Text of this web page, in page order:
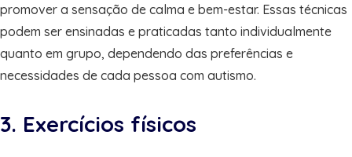
promover a sensação de calma e bem-estar. Essas técnicas
podem ser ensinadas e praticadas tanto individualmente
quanto em grupo, dependendo das preferências e
necessidades de cada pessoa com autismo.
3. Exercícios físicos